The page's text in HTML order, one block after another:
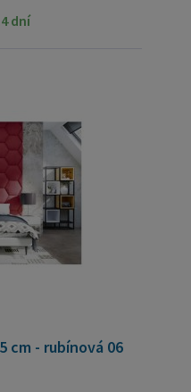
dní
cm - rubínová 06